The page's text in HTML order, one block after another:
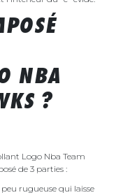
NBA
?
Logo Nba Team
de 3 parties :
rugueuse qui laisse